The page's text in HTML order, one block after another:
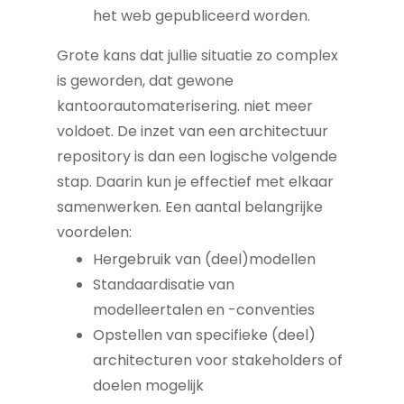
het web gepubliceerd worden.
Grote kans dat jullie situatie zo complex
is geworden, dat gewone
kantoorautomaterisering. niet meer
voldoet. De inzet van een architectuur
repository is dan een logische volgende
stap. Daarin kun je effectief met elkaar
samenwerken. Een aantal belangrijke
voordelen:
Hergebruik van (deel)modellen
Standaardisatie van
modelleertalen en -conventies
Opstellen van specifieke (deel)
architecturen voor stakeholders of
doelen mogelijk